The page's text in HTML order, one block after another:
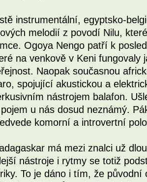
instrumentální, egyptsko-
melodií z povodí Nilu,
Ogoya Nengo patří k
na venkově v Keni
Naopak současnou
spojující akustickou a
nástrojem balafon.
u nás dosud neznámý.
komorní a introvertní
má mezi znalci už
nástroje i rytmy se totiž
To je dáno i tím, že původní